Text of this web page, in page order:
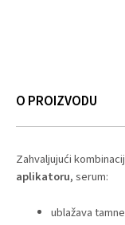
O PROIZVODU
Zahvaljujući
aplikatoru, serum:
ublažava